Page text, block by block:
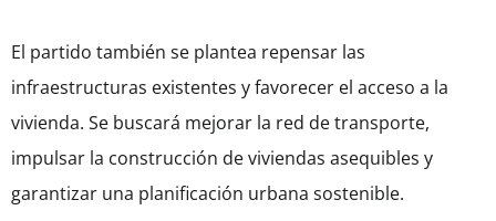
El partido también se plantea repensar las
infraestructuras existentes y favorecer el acceso a la
vivienda. Se buscará mejorar la red de transporte,
impulsar la construcción de viviendas asequibles y
garantizar una planificación urbana sostenible.